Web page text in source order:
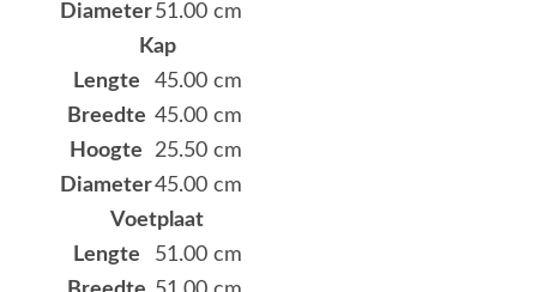
Diameter51.00 cm
Kap
Lengte
45.00 cm
Breedte 45.00 cm
Hoogte
25.50 cm
Diameter45.00 cm
Voetplaat
Lengte
51.00 cm